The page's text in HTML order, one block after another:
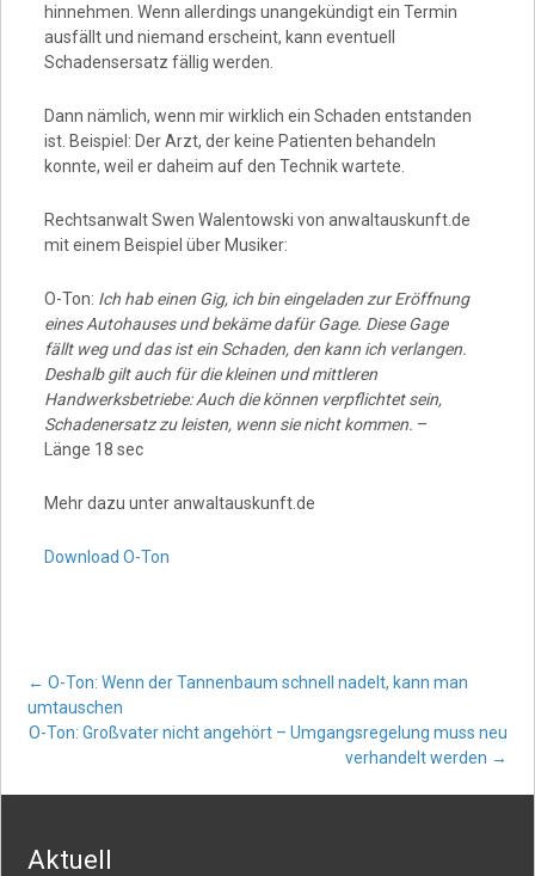
hinnehmen. Wenn allerdings unangekündigt ein Termin
ausfällt und niemand erscheint, kann eventuell
Schadensersatz fällig werden.
Dann nämlich, wenn mir wirklich ein Schaden entstanden
ist. Beispiel: Der Arzt, der keine Patienten behandeln
konnte, weil er daheim auf den Technik wartete.
Rechtsanwalt Swen Walentowski von anwaltauskunft.de
mit einem Beispiel über Musiker:
O-Ton: Ich hab einen Gig, ich bin eingeladen zur Eröffnung
eines Autohauses und bekäme dafür Gage. Diese Gage
fällt weg und das ist ein Schaden, den kann ich verlangen.
Deshalb gilt auch für die kleinen und mittleren
Handwerksbetriebe: Auch die können verpflichtet sein,
Schadenersatz zu leisten, wenn sie nicht kommen. –
Länge 18 sec
Mehr dazu unter anwaltauskunft.de
Download O-Ton
Post
navigation
← O-Ton: Wenn der Tannenbaum schnell nadelt, kann man
umtauschen
O-Ton: Großvater nicht angehört – Umgangsregelung muss neu
verhandelt werden →
Aktuell